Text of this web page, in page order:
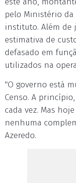
pelo Ministério
instituto. Além de
estimativa de
defasado em
utilizados na
"O governo está
Censo. A
cada vez. Mas
nenhuma
Azeredo.